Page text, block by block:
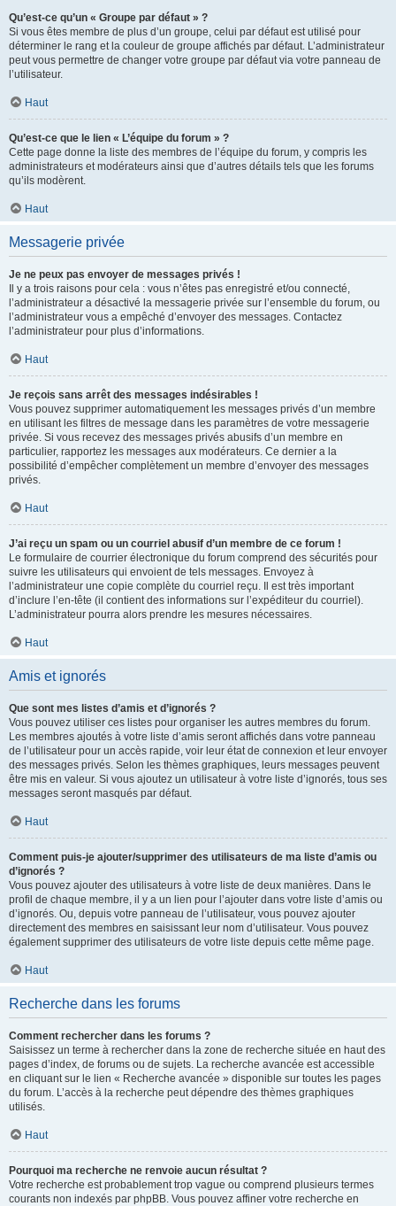
Qu’est-ce qu’un « Groupe par défaut » ?
Si vous êtes membre de plus d’un groupe, celui par défaut est utilisé pour
déterminer le rang et la couleur de groupe affichés par défaut. L’administrateur
peut vous permettre de changer votre groupe par défaut via votre panneau de
l’utilisateur.
Haut
Qu’est-ce que le lien « L’équipe du forum » ?
Cette page donne la liste des membres de l’équipe du forum, y compris les
administrateurs et modérateurs ainsi que d’autres détails tels que les forums
qu’ils modèrent.
Haut
Messagerie privée
Je ne peux pas envoyer de messages privés !
Il y a trois raisons pour cela : vous n’êtes pas enregistré et/ou connecté,
l’administrateur a désactivé la messagerie privée sur l’ensemble du forum, ou
l’administrateur vous a empêché d’envoyer des messages. Contactez
l’administrateur pour plus d’informations.
Haut
Je reçois sans arrêt des messages indésirables !
Vous pouvez supprimer automatiquement les messages privés d’un membre
en utilisant les filtres de message dans les paramètres de votre messagerie
privée. Si vous recevez des messages privés abusifs d’un membre en
particulier, rapportez les messages aux modérateurs. Ce dernier a la
possibilité d’empêcher complètement un membre d’envoyer des messages
privés.
Haut
J’ai reçu un spam ou un courriel abusif d’un membre de ce forum !
Le formulaire de courrier électronique du forum comprend des sécurités pour
suivre les utilisateurs qui envoient de tels messages. Envoyez à
l’administrateur une copie complète du courriel reçu. Il est très important
d’inclure l’en-tête (il contient des informations sur l’expéditeur du courriel).
L’administrateur pourra alors prendre les mesures nécessaires.
Haut
Amis et ignorés
Que sont mes listes d’amis et d’ignorés ?
Vous pouvez utiliser ces listes pour organiser les autres membres du forum.
Les membres ajoutés à votre liste d’amis seront affichés dans votre panneau
de l’utilisateur pour un accès rapide, voir leur état de connexion et leur envoyer
des messages privés. Selon les thèmes graphiques, leurs messages peuvent
être mis en valeur. Si vous ajoutez un utilisateur à votre liste d’ignorés, tous ses
messages seront masqués par défaut.
Haut
Comment puis-je ajouter/supprimer des utilisateurs de ma liste d’amis ou
d’ignorés ?
Vous pouvez ajouter des utilisateurs à votre liste de deux manières. Dans le
profil de chaque membre, il y a un lien pour l’ajouter dans votre liste d’amis ou
d’ignorés. Ou, depuis votre panneau de l’utilisateur, vous pouvez ajouter
directement des membres en saisissant leur nom d’utilisateur. Vous pouvez
également supprimer des utilisateurs de votre liste depuis cette même page.
Haut
Recherche dans les forums
Comment rechercher dans les forums ?
Saisissez un terme à rechercher dans la zone de recherche située en haut des
pages d’index, de forums ou de sujets. La recherche avancée est accessible
en cliquant sur le lien « Recherche avancée » disponible sur toutes les pages
du forum. L’accès à la recherche peut dépendre des thèmes graphiques
utilisés.
Haut
Pourquoi ma recherche ne renvoie aucun résultat ?
Votre recherche est probablement trop vague ou comprend plusieurs termes
courants non indexés par phpBB. Vous pouvez affiner votre recherche en